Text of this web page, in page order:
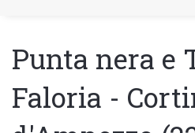
Punta nera e
Faloria -